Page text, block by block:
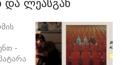
და ლეასგან
-